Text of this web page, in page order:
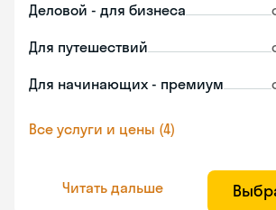
Деловой - для бизнеса
Для путешествий
Для начинающих - премиум
Все услуги и цены (4)
Читать дальше